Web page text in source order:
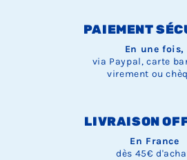
PAIEMENT
En une fois,
via Paypal, carte
virement ou
LIVRAISON
En France
dès 45€